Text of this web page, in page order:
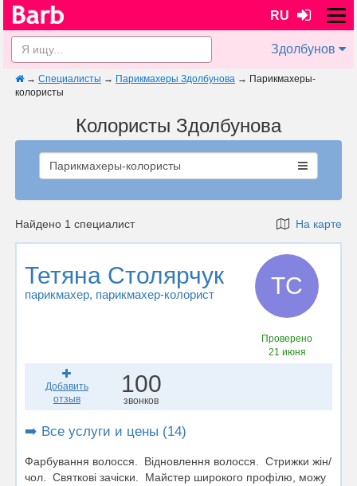
RU
Здолбунов
→ Специалисты → Парикмахеры Здолбунова → Парикмахеры-
колористы
Колористы Здолбунова
Парикмахеры-колористы
Найдено 1 специалист На карте
Тетяна Столярчук
парикмахер, парикмахер-колорист ТС
Проверено
21 июня
Добавить
отзыв
100
звонков
➡️ Все услуги и цены (14)
Фарбування волосся. Відновлення волосся. Стрижки жін/
чол. Святкові зачіски. Майстер широкого профілю, можу